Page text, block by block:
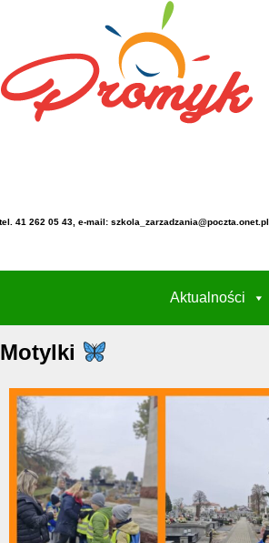
41 262 05 43, e-mail: szkola_zarzadzania@poczta.onet.pl
Aktualności
Motylki